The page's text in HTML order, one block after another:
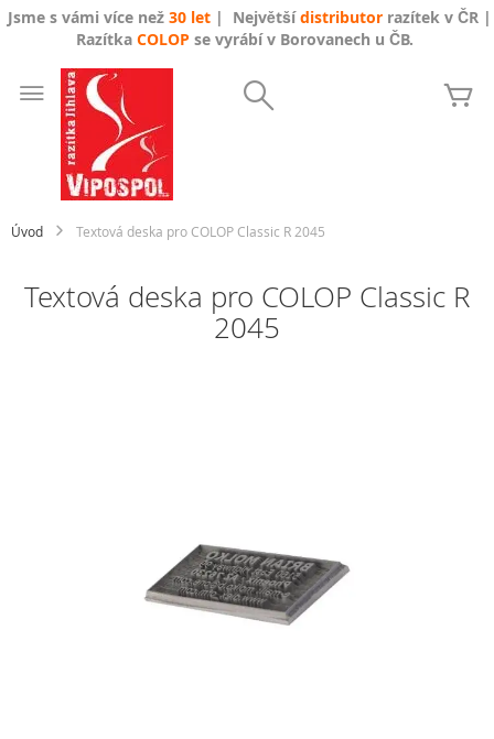
Jsme s vámi více než 30 let| Největšídistributorrazítek v ČR |
Razítka COLOP se vyrábí v Borovanech u ČB.
na
obsah
Úvod Textová deska pro COLOP Classic R 2045
Textová deska pro COLOP Classic R
2045